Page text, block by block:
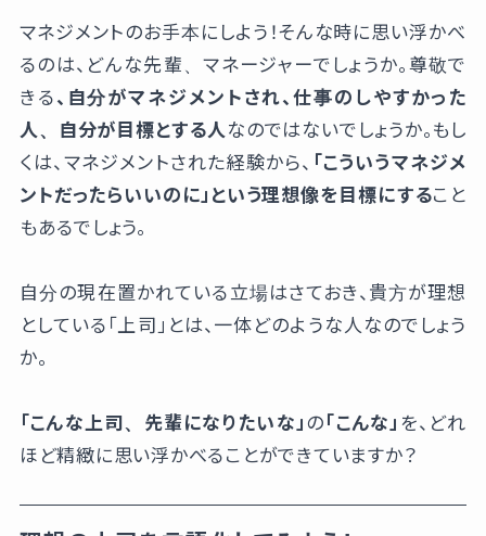
マネジメントのお手本にしよう！そんな時に思い浮かべ
るのは、どんな先輩、マネージャーでしょうか。尊敬で
きる 、自分がマネジメントされ、仕事のしやすかった
人、自分が目標とする人 なのではないでしょうか。もし
くは、マネジメントされた経験から、 「こういうマネジメ
ントだったらいいのに」という理想像を目標にすること
もあるでしょう。
自分の現在置かれている立場はさておき、貴方が理想
としている「上司」とは、一体どのような人なのでしょう
か。
「こんな上司、先輩になりたいな」 の 「こんな」 を、どれ
ほど精緻に思い浮かべることができていますか？